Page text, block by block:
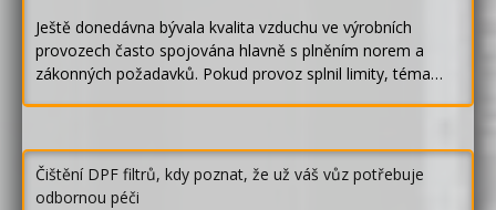
Ještě donedávna bývala kvalita vzduchu ve výrobních
provozech často spojována hlavně s plněním norem a
zákonných požadavků. Pokud provoz splnil limity, téma…
Čištění DPF filtrů, kdy poznat, že už váš vůz potřebuje
odbornou péči